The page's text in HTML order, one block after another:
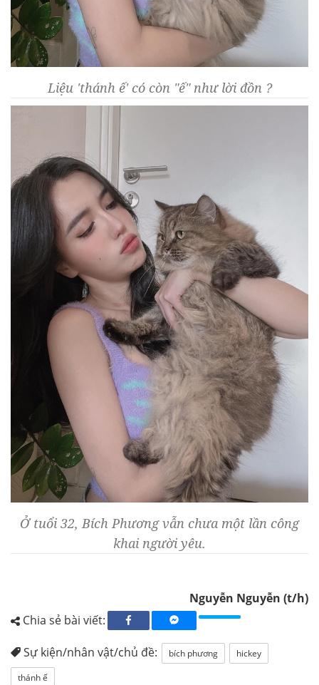
Liệu 'thánh ế' có còn "ế" như lời đồn ?
Ở tuổi 32, Bích Phương vẫn chưa một lần công
khai người yêu.
Nguyễn Nguyễn (t/h)
Chia sẻ bài viết:
Sự kiện/nhân vật/chủ đề: bích phương
hickey
thánh ế